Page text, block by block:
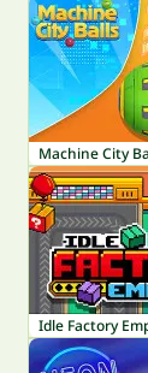
Machine City
Idle Factory